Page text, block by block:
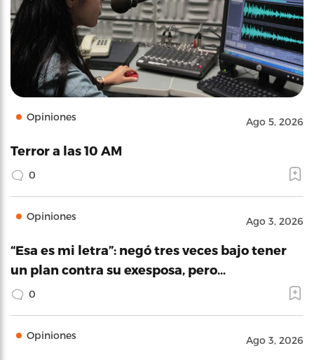
Opiniones Ago 5, 2026
Terror a las 10 AM
0
Opiniones Ago 3, 2026
“Esa es mi letra”: negó tres veces bajo tener
un plan contra su exesposa, pero…
0
Opiniones Ago 3, 2026